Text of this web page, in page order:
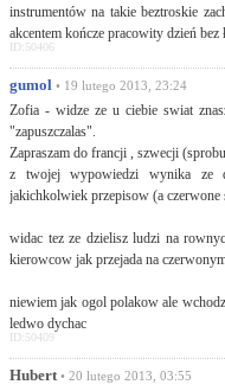
instrumentów na takie beztroskie
akcentem kończe pracowity dzień bez
ID:50406
gumol • 19 lutego 2013, 23:24
Zofia - widze ze u ciebie swiat
"zapuszczalas".
Zapraszam do francji , szwecji
z twojej wypowiedzi wynika ze
jakichkolwiek przepisow (a czerwone
widac tez ze dzielisz ludzi na
kierowcow jak przejada na
niewiem jak ogol polakow ale
ledwo dychac
ID:50409
Hubert• 20 lutego 2013, 03:55